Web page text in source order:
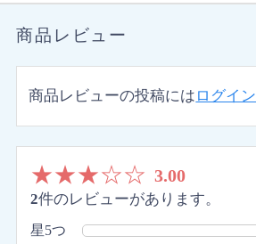
商品レビュー
商品レビューの投稿には ログイン
★★★☆☆ 3.00
2件のレビューがあります。
星5つ